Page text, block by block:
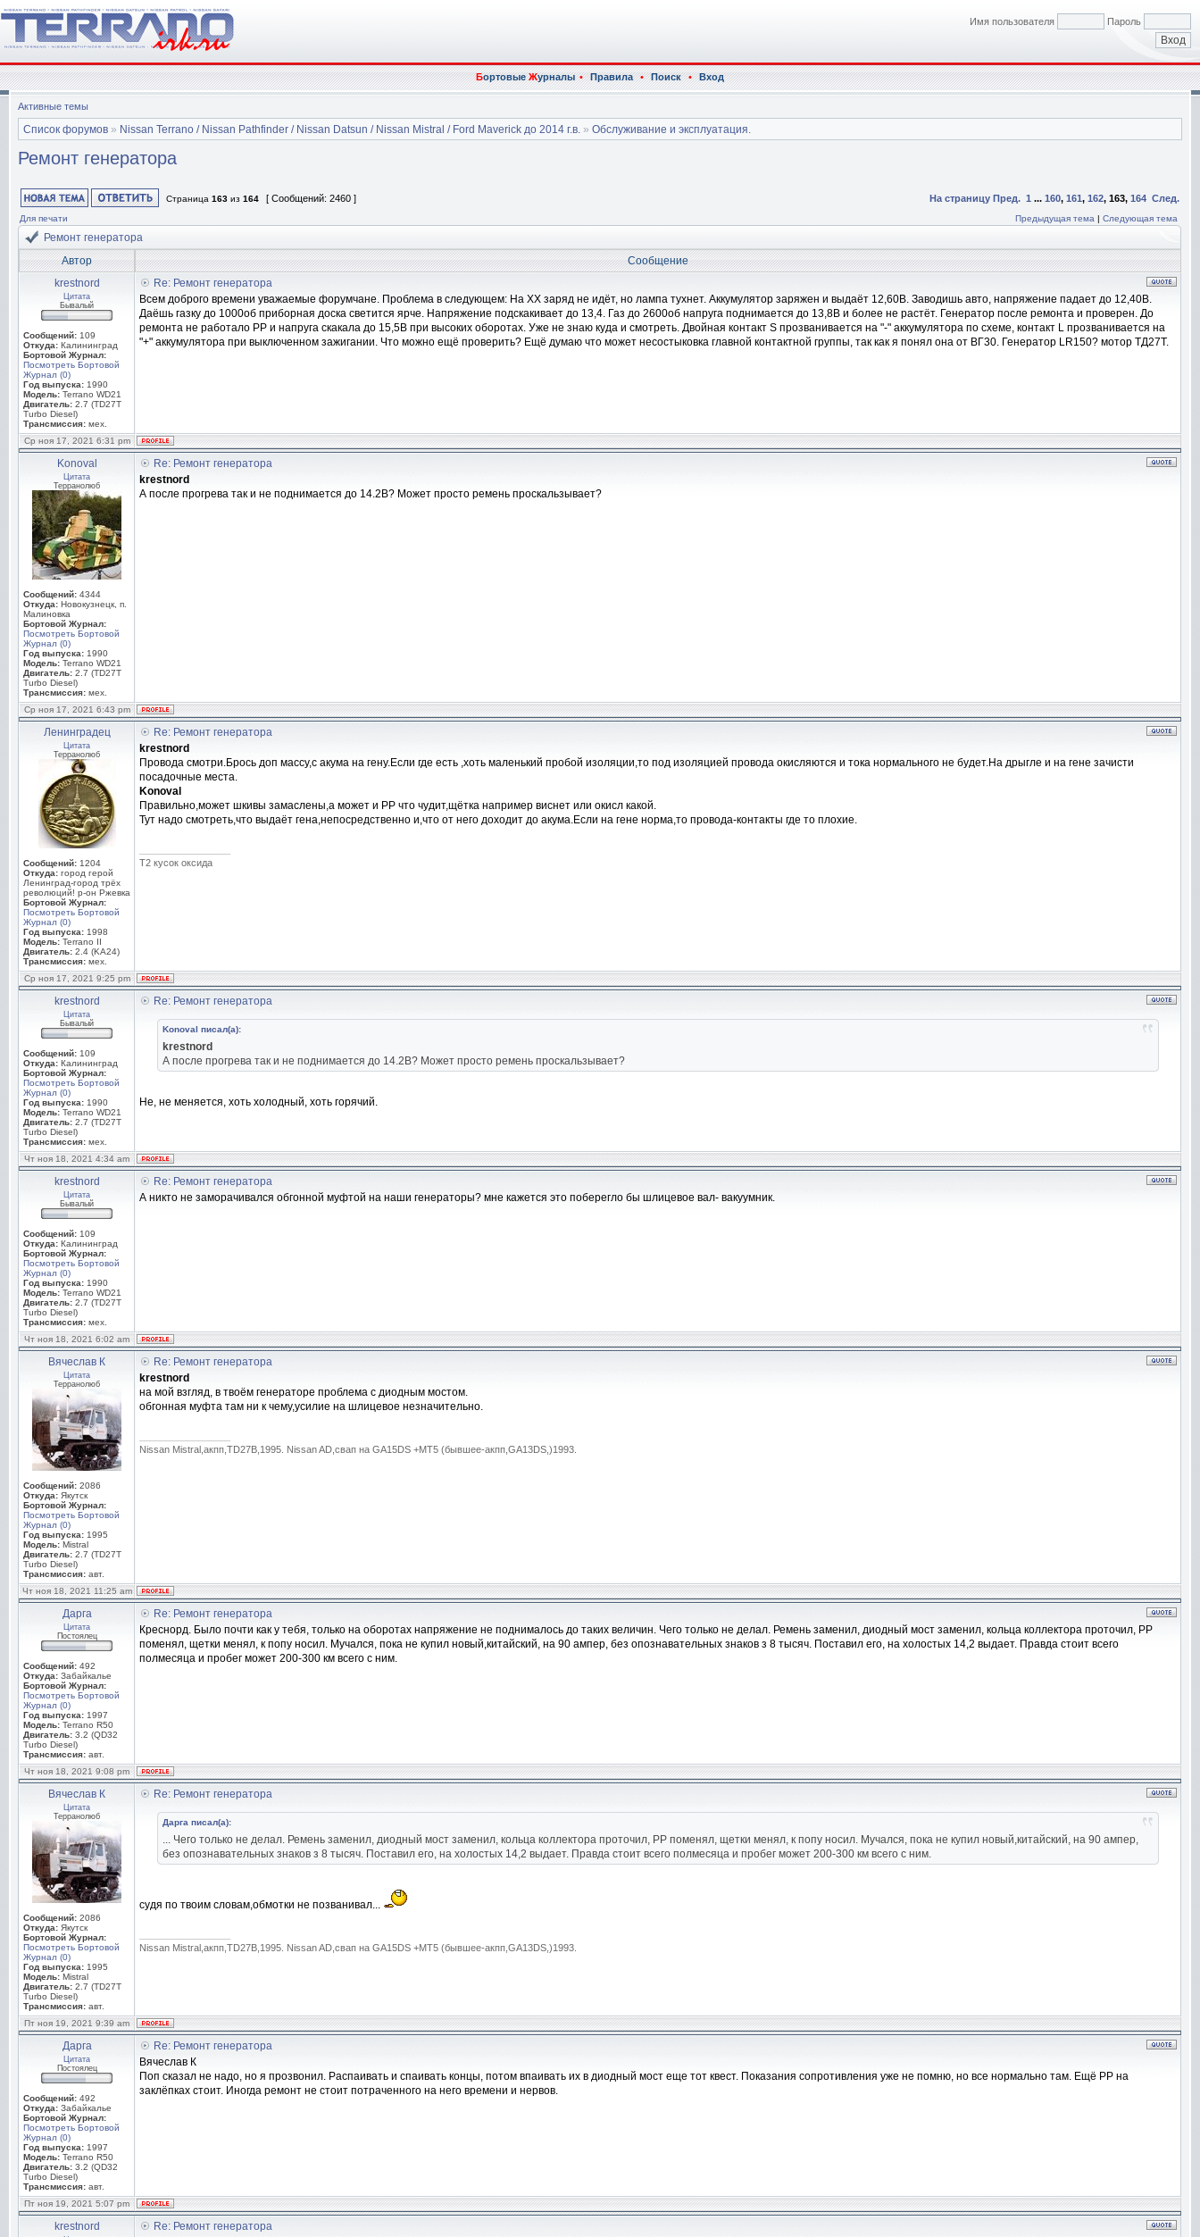
Имя пользователя Пароль
БортовыеЖурналы • Правила • Поиск • Вход
Активные темы
Список форумов » Nissan Terrano / Nissan Pathfinder / Nissan Datsun / Nissan Mistral / Ford Maverick до 2014 г.в. » Обслуживание и эксплуатация.
Ремонт генератора
Страница 163 из 164 [ Сообщений: 2460 ] На страницу Пред. 1 ... 160, 161, 162, 163, 164 След.
Для печати Предыдущая тема | Следующая тема
Ремонт генератора
Автор
Сообщение
krestnord
Цитата
Бывалый
Сообщений: 109
Откуда: Калининград
Бортовой Журнал:
Посмотреть Бортовой
Журнал (0)
Год выпуска: 1990
Модель: Terrano WD21
Двигатель: 2.7 (TD27T
Turbo Diesel)
Трансмиссия: мех.
Re: Ремонт генератора
Всем доброго времени уважаемые форумчане. Проблема в следующем: На ХХ заряд не идёт, но лампа тухнет. Аккумулятор заряжен и выдаёт 12,60В. Заводишь авто, напряжение падает до 12,40В.
Даёшь газку до 1000об приборная доска светится ярче. Напряжение подскакивает до 13,4. Газ до 2600об напруга поднимается до 13,8В и более не растёт. Генератор после ремонта и проверен. До
ремонта не работало РР и напруга скакала до 15,5В при высоких оборотах. Уже не знаю куда и смотреть. Двойная контакт S прозванивается на "-" аккумулятора по схеме, контакт L прозванивается на
"+" аккумулятора при выключенном зажигании. Что можно ещё проверить? Ещё думаю что может несостыковка главной контактной группы, так как я понял она от ВГ30. Генератор LR150? мотор ТД27Т.
Ср ноя 17, 2021 6:31 pm
Konoval
Цитата
Терранолюб
Сообщений: 4344
Откуда: Новокузнецк, п.
Малиновка
Бортовой Журнал:
Посмотреть Бортовой
Журнал (0)
Год выпуска: 1990
Модель: Terrano WD21
Двигатель: 2.7 (TD27T
Turbo Diesel)
Трансмиссия: мех.
Re: Ремонт генератора
krestnord
А после прогрева так и не поднимается до 14.2В? Может просто ремень проскальзывает?
Ср ноя 17, 2021 6:43 pm
Ленинградец
Цитата
Терранолюб
Сообщений: 1204
Откуда: город герой
Ленинград-город трёх
революций! р-он Ржевка
Бортовой Журнал:
Посмотреть Бортовой
Журнал (0)
Год выпуска: 1998
Модель: Terrano II
Двигатель: 2.4 (KA24)
Трансмиссия: мех.
Re: Ремонт генератора
krestnord
Провода смотри.Брось доп массу,с акума на гену.Если где есть ,хоть маленький пробой изоляции,то под изоляцией провода окисляются и тока нормального не будет.На дрыгле и на гене зачисти
посадочные места.
Konoval
Правильно,может шкивы замаслены,а может и РР что чудит,щётка например виснет или окисл какой.
Тут надо смотреть,что выдаёт гена,непосредственно и,что от него доходит до акума.Если на гене норма,то провода-контакты где то плохие.
Т2 кусок оксида
Ср ноя 17, 2021 9:25 pm
krestnord
Цитата
Бывалый
Сообщений: 109
Откуда: Калининград
Бортовой Журнал:
Посмотреть Бортовой
Журнал (0)
Год выпуска: 1990
Модель: Terrano WD21
Двигатель: 2.7 (TD27T
Turbo Diesel)
Трансмиссия: мех.
Re: Ремонт генератора
Konoval писал(а):
krestnord
А после прогрева так и не поднимается до 14.2В? Может просто ремень проскальзывает?
Не, не меняется, хоть холодный, хоть горячий.
Чт ноя 18, 2021 4:34 am
krestnord
Цитата
Бывалый
Сообщений: 109
Откуда: Калининград
Бортовой Журнал:
Посмотреть Бортовой
Журнал (0)
Год выпуска: 1990
Модель: Terrano WD21
Двигатель: 2.7 (TD27T
Turbo Diesel)
Трансмиссия: мех.
Re: Ремонт генератора
А никто не заморачивался обгонной муфтой на наши генераторы? мне кажется это поберегло бы шлицевое вал- вакуумник.
Чт ноя 18, 2021 6:02 am
Вячеслав К
Цитата
Терранолюб
Сообщений: 2086
Откуда: Якутск
Бортовой Журнал:
Посмотреть Бортовой
Журнал (0)
Год выпуска: 1995
Модель: Mistral
Двигатель: 2.7 (TD27T
Turbo Diesel)
Трансмиссия: авт.
Re: Ремонт генератора
krestnord
на мой взгляд, в твоём генераторе проблема с диодным мостом.
обгонная муфта там ни к чему,усилие на шлицевое незначительно.
Nissan Mistral,акпп,TD27В,1995. Nissan AD,свап на GA15DS +MT5 (бывшее-акпп,GA13DS,)1993.
Чт ноя 18, 2021 11:25 am
Дарга
Цитата
Постоялец
Сообщений: 492
Откуда: Забайкалье
Бортовой Журнал:
Посмотреть Бортовой
Журнал (0)
Год выпуска: 1997
Модель: Terrano R50
Двигатель: 3.2 (QD32
Turbo Diesel)
Трансмиссия: авт.
Re: Ремонт генератора
Креснорд. Было почти как у тебя, только на оборотах напряжение не поднималось до таких величин. Чего только не делал. Ремень заменил, диодный мост заменил, кольца коллектора проточил, РР
поменял, щетки менял, к попу носил. Мучался, пока не купил новый,китайский, на 90 ампер, без опознавательных знаков з 8 тысяч. Поставил его, на холостых 14,2 выдает. Правда стоит всего
полмесяца и пробег может 200-300 км всего с ним.
Чт ноя 18, 2021 9:08 pm
Вячеслав К
Цитата
Терранолюб
Сообщений: 2086
Откуда: Якутск
Бортовой Журнал:
Посмотреть Бортовой
Журнал (0)
Год выпуска: 1995
Модель: Mistral
Двигатель: 2.7 (TD27T
Turbo Diesel)
Трансмиссия: авт.
Re: Ремонт генератора
Дарга писал(а):
... Чего только не делал. Ремень заменил, диодный мост заменил, кольца коллектора проточил, РР поменял, щетки менял, к попу носил. Мучался, пока не купил новый,китайский, на 90 ампер,
без опознавательных знаков з 8 тысяч. Поставил его, на холостых 14,2 выдает. Правда стоит всего полмесяца и пробег может 200-300 км всего с ним.
судя по твоим словам,обмотки не позванивал...
Nissan Mistral,акпп,TD27В,1995. Nissan AD,свап на GA15DS +MT5 (бывшее-акпп,GA13DS,)1993.
Пт ноя 19, 2021 9:39 am
Дарга
Цитата
Постоялец
Сообщений: 492
Откуда: Забайкалье
Бортовой Журнал:
Посмотреть Бортовой
Журнал (0)
Год выпуска: 1997
Модель: Terrano R50
Двигатель: 3.2 (QD32
Turbo Diesel)
Трансмиссия: авт.
Re: Ремонт генератора
Вячеслав К
Поп сказал не надо, но я прозвонил. Распаивать и спаивать концы, потом впаивать их в диодный мост еще тот квест. Показания сопротивления уже не помню, но все нормально там. Ещё РР на
заклёпках стоит. Иногда ремонт не стоит потраченного на него времени и нервов.
Пт ноя 19, 2021 5:07 pm
krestnord Re: Ремонт генератора